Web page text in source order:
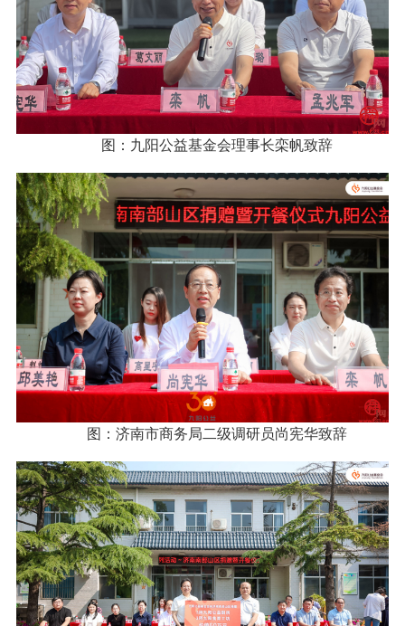
图：九阳公益基金会理事长栾帆致辞
图：济南市商务局二级调研员尚宪华致辞